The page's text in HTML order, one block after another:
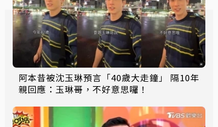
阿本昔被沈玉琳預言「40歲大走鐘」 隔10年
親回應：玉琳哥，不好意思囉！